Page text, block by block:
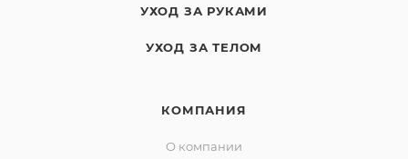
УХОД ЗА РУКАМИ
УХОД ЗА ТЕЛОМ
КОМПАНИЯ
О компании